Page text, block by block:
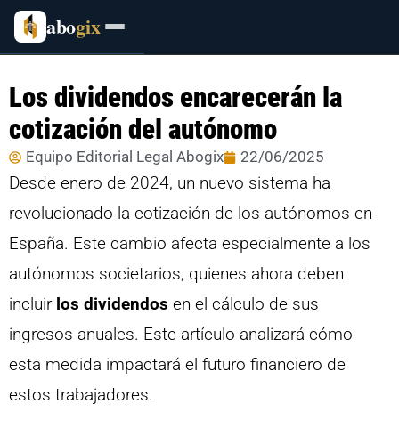
abogix
Los dividendos encarecerán la
cotización del autónomo
Equipo Editorial Legal Abogix 22/06/2025
Desde enero de 2024, un nuevo sistema ha
revolucionado la cotización de los autónomos en
España. Este cambio afecta especialmente a los
autónomos societarios, quienes ahora deben
incluir los dividendos en el cálculo de sus
ingresos anuales. Este artículo analizará cómo
esta medida impactará el futuro financiero de
estos trabajadores.